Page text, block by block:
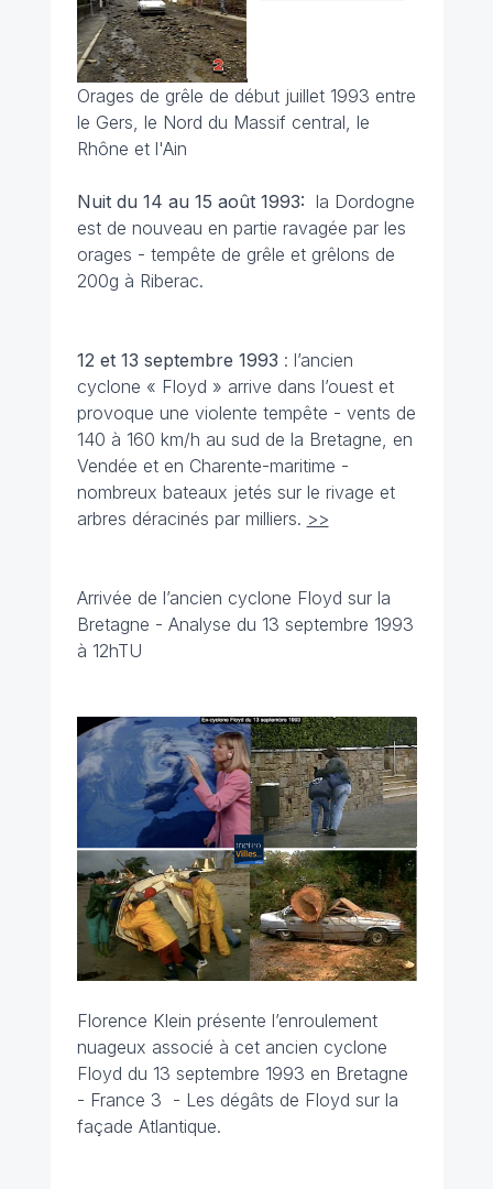
Orages de grêle de début juillet 1993 entre
le Gers, le Nord du Massif central, le
Rhône et l'Ain
Nuit du 14 au 15 août 1993: la Dordogne
est de nouveau en partie ravagée par les
orages - tempête de grêle et grêlons de
200g à Riberac.
12 et 13 septembre 1993 : l’ancien
cyclone « Floyd » arrive dans l’ouest et
provoque une violente tempête - vents de
140 à 160 km/h au sud de la Bretagne, en
Vendée et en Charente-maritime -
nombreux bateaux jetés sur le rivage et
arbres déracinés par milliers. >>
Arrivée de l’ancien cyclone Floyd sur la
Bretagne - Analyse du 13 septembre 1993
à 12hTU
Florence Klein présente l’enroulement
nuageux associé à cet ancien cyclone
Floyd du 13 septembre 1993 en Bretagne
- France 3 - Les dégâts de Floyd sur la
façade Atlantique.